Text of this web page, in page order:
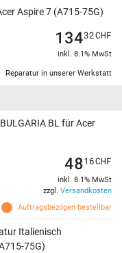
Aspire 7 (A715-75G)
Reparatur in unserer Werkstatt
13432CHF
inkl. 8.1% MwSt
BL für Acer
Auftragsbezogen bestellbar
4816CHF
inkl. 8.1% MwSt
zzgl. Versandkosten
Italienisch
75G)